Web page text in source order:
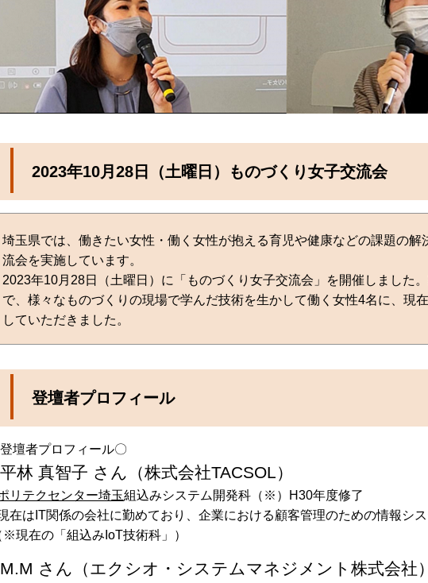
2023年10月28日（土曜日）ものづくり女子交流会
埼玉県では、働きたい女性・働く女性が抱える育児や健康などの課題の
流会を実施しています。
2023年10月28日（土曜日）に「ものづくり女子交流会」を開催しました
で、様々なものづくりの現場で学んだ技術を生かして働く女性4名に、現
していただきました。
登壇者プロフィール
壇者プロフィール〇
平林 真智子 さん（株式会社TACSOL）
リテクセンター埼玉組込みシステム開発科（※）H30年度修了
在はIT関係の会社に勤めており、企業における顧客管理のための情報シ
※現在の「組込みIoT技術科」）
M.M さん（エクシオ・システムマネジメント株式会社）